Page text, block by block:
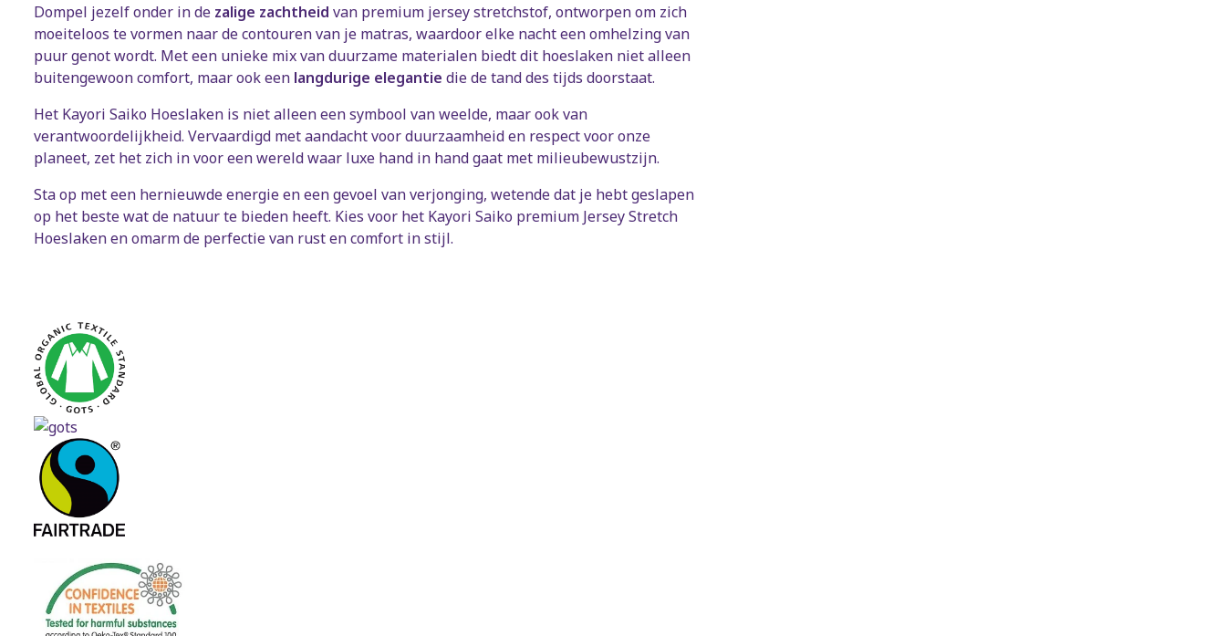
Dompel jezelf onder in de zalige zachtheid van premium jersey stretchstof, ontworpen om zich
moeiteloos te vormen naar de contouren van je matras, waardoor elke nacht een omhelzing van
puur genot wordt. Met een unieke mix van duurzame materialen biedt dit hoeslaken niet alleen
buitengewoon comfort, maar ook een langdurige elegantie die de tand des tijds doorstaat.
Het Kayori Saiko Hoeslaken is niet alleen een symbool van weelde, maar ook van
verantwoordelijkheid. Vervaardigd met aandacht voor duurzaamheid en respect voor onze
planeet, zet het zich in voor een wereld waar luxe hand in hand gaat met milieubewustzijn.
Sta op met een hernieuwde energie en een gevoel van verjonging, wetende dat je hebt geslapen
op het beste wat de natuur te bieden heeft. Kies voor het Kayori Saiko premium Jersey Stretch
Hoeslaken en omarm de perfectie van rust en comfort in stijl.